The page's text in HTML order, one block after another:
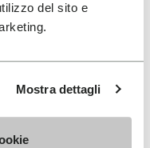
del sito e
Mostra dettagli
von Vibram
meiner